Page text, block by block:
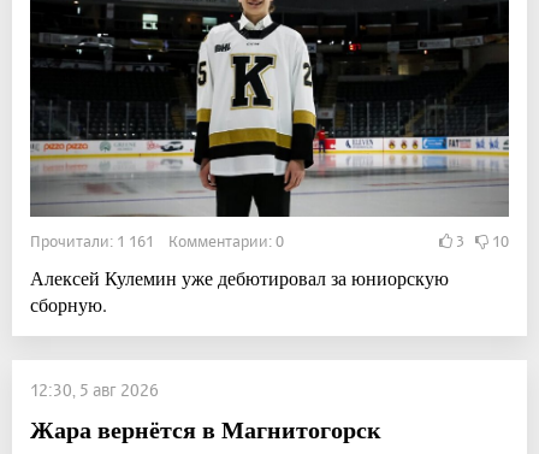
Прочитали: 1 161 Комментарии: 0 3 10
Алексей Кулемин уже дебютировал за юниорскую
сборную.
12:30, 5 авг 2026
Жара вернётся в Магнитогорск